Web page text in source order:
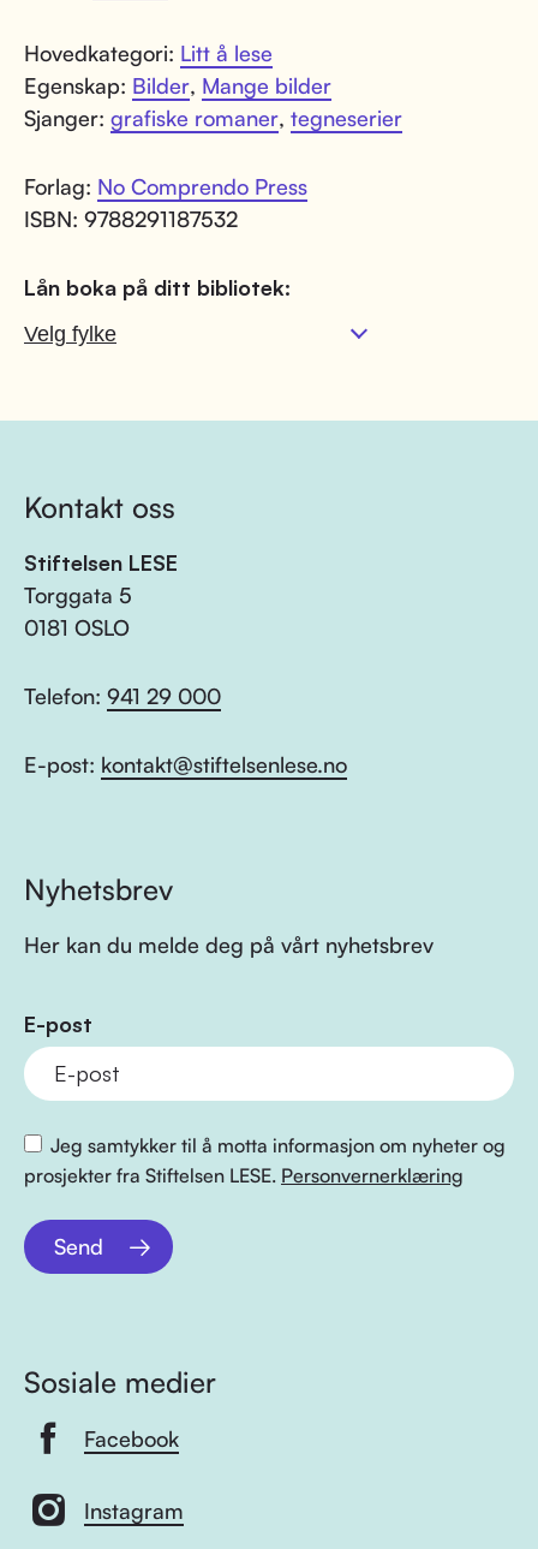
Hovedkategori: Litt å lese
Egenskap: Bilder, Mange bilder
Sjanger: grafiske romaner, tegneserier
Forlag: No Comprendo Press
ISBN: 9788291187532
Lån boka på ditt bibliotek:
Kontakt oss
Stiftelsen LESE
Torggata 5
0181 OSLO
Telefon: 941 29 000
E-post: kontakt@stiftelsenlese.no
Nyhetsbrev
Her kan du melde deg på vårt nyhetsbrev
E-post
Jeg samtykker til å motta informasjon om nyheter og
prosjekter fra Stiftelsen LESE. Personvernerklæring
Send
Sosiale medier
Facebook
Instagram